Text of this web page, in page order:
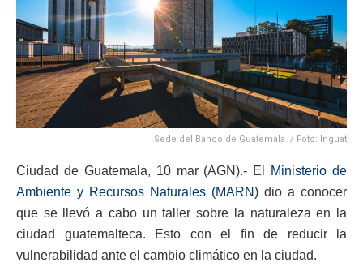
Sede del Banco de Guatemala. / Foto: Inguat
Ciudad de Guatemala, 10 mar (AGN).- El
Ministerio de
Ambiente y Recursos Naturales (MARN) dio a conocer
que se llevó a cabo un taller sobre la naturaleza en la
ciudad guatemalteca. Esto con el fin de reducir la
vulnerabilidad ante el cambio climático en la ciudad.